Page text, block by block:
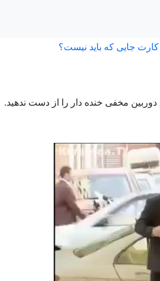
جایی که باید نیست؟
مخفی خنده دار را از دست ندهید.